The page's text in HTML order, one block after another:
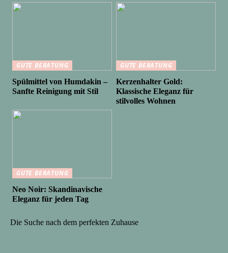
GUTE BERATUNG
Spülmittel von Humdakin –
Sanfte Reinigung mit Stil
GUTE BERATUNG
Kerzenhalter Gold:
Klassische Eleganz für
stilvolles Wohnen
GUTE BERATUNG
Neo Noir: Skandinavische
Eleganz für jeden Tag
Die Suche nach dem perfekten Zuhause